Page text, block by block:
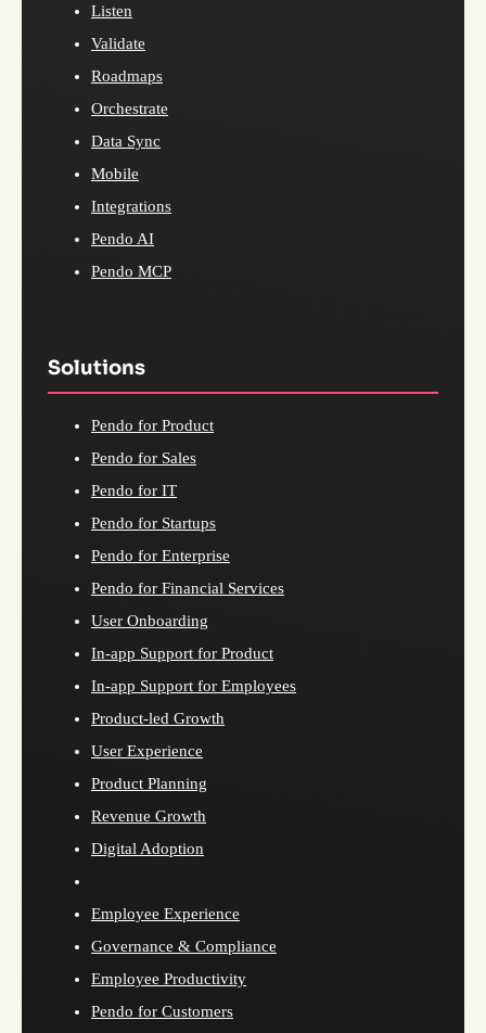
Listen
Validate
Roadmaps
Orchestrate
Data Sync
Mobile
Integrations
Pendo AI
Pendo MCP
Solutions
Pendo for Product
Pendo for Sales
Pendo for IT
Pendo for Startups
Pendo for Enterprise
Pendo for Financial Services
User Onboarding
In-app Support for Product
In-app Support for Employees
Product-led Growth
User Experience
Product Planning
Revenue Growth
Digital Adoption
Employee Experience
Governance & Compliance
Employee Productivity
Pendo for Customers